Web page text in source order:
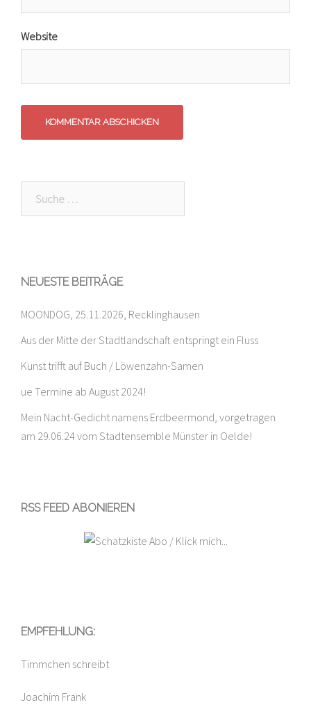
Website
NEUESTE BEITRÄGE
MOONDOG, 25.11.2026, Recklinghausen
Aus der Mitte der Stadtlandschaft entspringt ein Fluss
Kunst trifft auf Buch / Löwenzahn-Samen
ue Termine ab August 2024!
Mein Nacht-Gedicht namens Erdbeermond, vorgetragen
am 29.06.24 vom Stadtensemble Münster in Oelde!
RSS FEED ABONIEREN
EMPFEHLUNG:
Timmchen schreibt
Joachim Frank